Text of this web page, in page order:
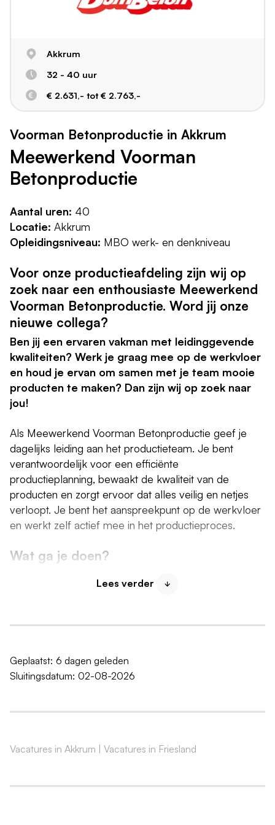
Akkrum
32 - 40 uur
€ 2.631,- tot € 2.763,-
Voorman Betonproductie in Akkrum
Meewerkend Voorman
Betonproductie
Aantal uren: 40
Locatie: Akkrum
Opleidingsniveau: MBO werk- en denkniveau
Voor onze productieafdeling zijn wij op
zoek naar een enthousiaste Meewerkend
Voorman Betonproductie. Word jij onze
nieuwe collega?
Ben jij een ervaren vakman met leidinggevende
kwaliteiten? Werk je graag mee op de werkvloer
en houd je ervan om samen met je team mooie
producten te maken? Dan zijn wij op zoek naar
jou!
Als Meewerkend Voorman Betonproductie geef je
dagelijks leiding aan het productieteam. Je bent
verantwoordelijk voor een efficiënte
productieplanning, bewaakt de kwaliteit van de
producten en zorgt ervoor dat alles veilig en netjes
verloopt. Je bent het aanspreekpunt op de werkvloer
en werkt zelf actief mee in het productieproces.
Wat ga je doen?
De afdeling schoon, veilig en overzichtelijk houden
efficiënter te laten verlopen
Beheer van het machinepark en gereedschappen
betoncentrale
voor, tijdens en na de productie
Functie-eisen
Lees verder
Geplaatst: 6 dagen geleden
Sluitingsdatum: 02-08-2026
Vacatures in Akkrum Vacatures in Friesland